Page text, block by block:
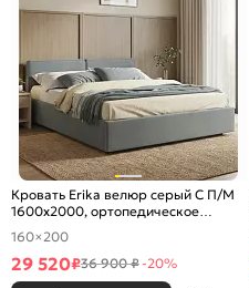
Кровать Erika велюр серый С П/М
1600x2000, ортопедическое
основание, изголовье мягкое
160×200
29 520₽36 900 ₽-20%